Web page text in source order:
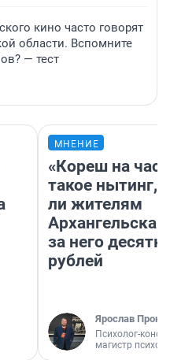
кино часто говорят
области. Вспомните
— тест
МНЕНИЕ
«Кореш на
такое нытинг,
ли жителям
Архангельска
за него
рублей
Ярослав
Психолог-
магистр